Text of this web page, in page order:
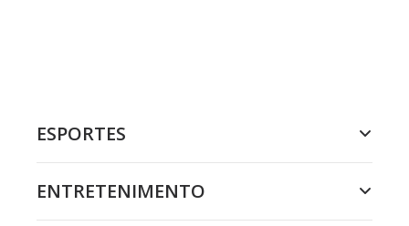
ESPORTES
ENTRETENIMENTO